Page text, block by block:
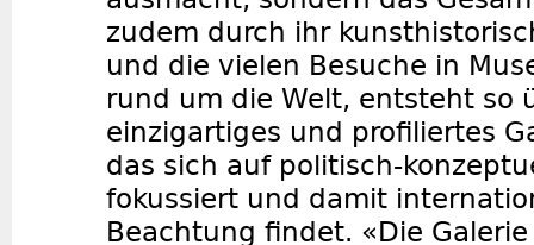
zudem durch ihr
und die vielen Besuche in
rund um die Welt, entsteht so
einzigartiges und profiliertes
das sich auf politisch-
fokussiert und damit
Beachtung findet. «Die